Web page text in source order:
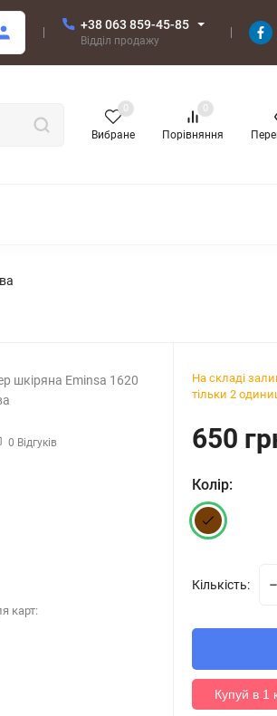
+38 063 859-45-85
Відділ продажу
Вибране
0
Порівняння
0
шкіряна Eminsa 1620
0 Відгуків
карт:
На складі
тільки 2
650
Колір:
Кількість:
Купуй в 1